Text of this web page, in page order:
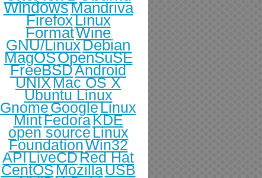
WindowsMandriva
FirefoxLinux
FormatWine
GNU/LinuxDebian
MagOSOpenSuSE
FreeBSDAndroid
UNIXMac OS X
Ubuntu Linux
GnomeGoogleLinux
MintFedoraKDE
open sourceLinux
FoundationWin32
APILiveCDRed Hat
CentOSMozillaUSB